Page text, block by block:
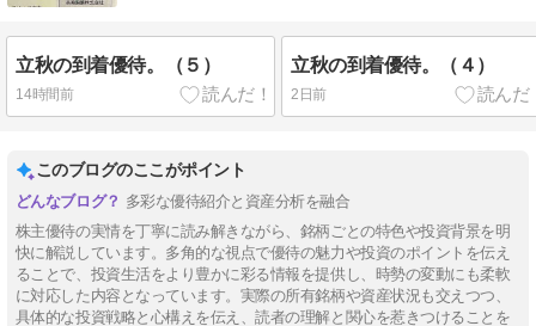
立秋の到着優待。（５）
14時間前
立秋の到着優待。（４）
2日前
このブログのここがポイント
多彩な優待紹介と資産分析を融合
株主優待の実情を丁寧に読み解きながら、銘柄ごとの特色や投資背景を明
快に解説しています。多角的な視点で優待の魅力や投資のポイントを伝え
ることで、投資生活をより豊かに彩る情報を提供し、時勢の変動にも柔軟
に対応した内容となっています。実際の所有銘柄や資産状況も交えつつ、
具体的な投資戦略と心構えを伝え、読者の理解と関心を惹きつけることを